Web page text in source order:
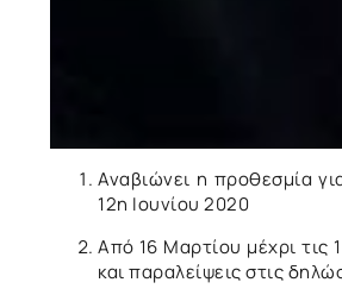
Αναβιώνει η προθεσμία
12η Ιουνίου 2020
Από 16 Μαρτίου μέχρι τις
και παραλείψεις στις